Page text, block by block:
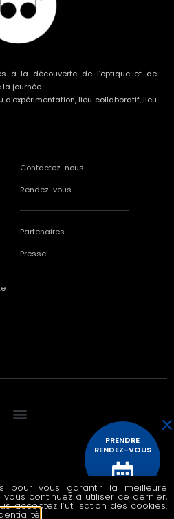
à la découverte de l’optique et de
la journée.
d’expérimentation, lieu collaboratif, lieu
Contactez-nous
Rendez-vous
Partenaires
Presse
PRENDRE
RENDEZ-VOUS
CONTACTEZ
pour vous garantir la meilleure
continuez à utiliser ce dernier,
acceptez l’utilisation des cookies.